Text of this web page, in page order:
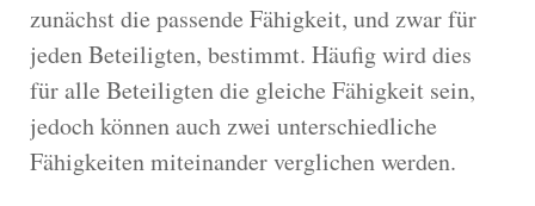
zunächst die passende Fähigkeit, und zwar für
jeden Beteiligten, bestimmt. Häufig wird dies
für alle Beteiligten die gleiche Fähigkeit sein,
jedoch können auch zwei unterschiedliche
Fähigkeiten miteinander verglichen werden.